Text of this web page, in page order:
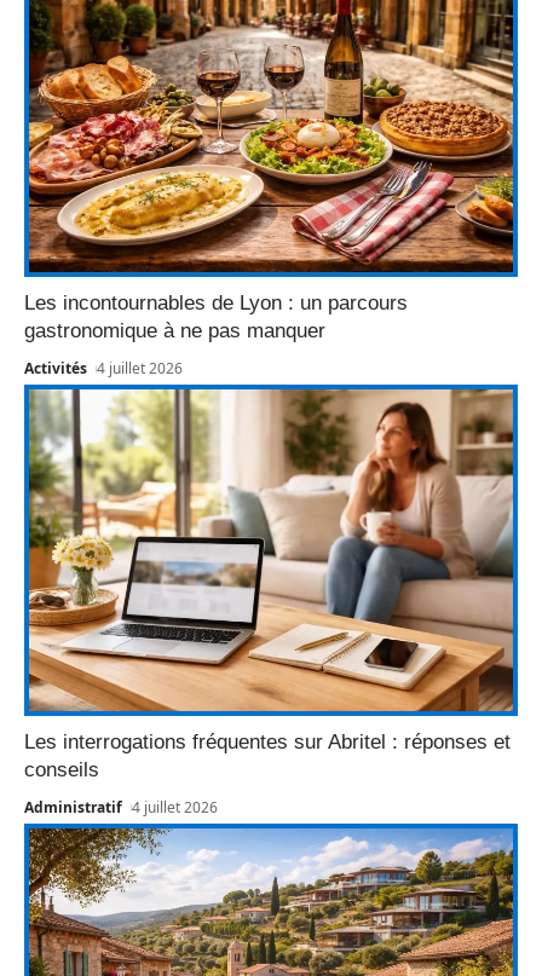
Les incontournables de Lyon : un parcours
gastronomique à ne pas manquer
Activités 4 juillet 2026
Les interrogations fréquentes sur Abritel : réponses et
conseils
Administratif 4 juillet 2026